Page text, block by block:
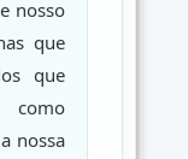
nosso
que
que
como
nossa